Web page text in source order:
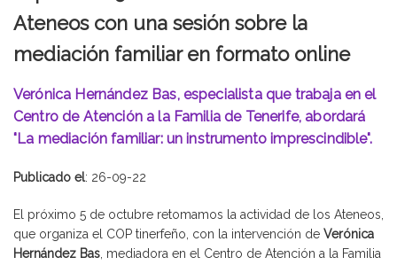
Ateneos con una sesión sobre la
mediación familiar en formato online
Verónica Hernández Bas, especialista que trabaja en el
Centro de Atención a la Familia de Tenerife, abordará
"La mediación familiar: un instrumento imprescindible".
Publicado el: 26-09-22
El próximo 5 de octubre retomamos la actividad de los Ateneos,
que organiza el COP tinerfeño, con la intervención de Verónica
Hernández Bas , mediadora en el Centro de Atención a la Familia